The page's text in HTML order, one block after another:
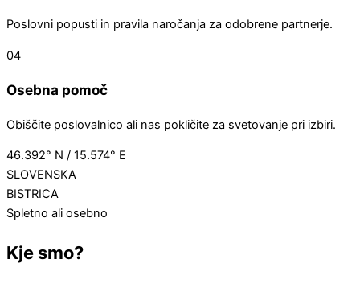
Poslovni popusti in pravila naročanja za odobrene partnerje.
04
Osebna pomoč
Obiščite poslovalnico ali nas pokličite za svetovanje pri izbiri.
46.392° N / 15.574° E
SLOVENSKA
BISTRICA
Spletno ali osebno
Kje smo?